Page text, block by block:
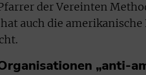
der Vereinten
auch die
„anti-